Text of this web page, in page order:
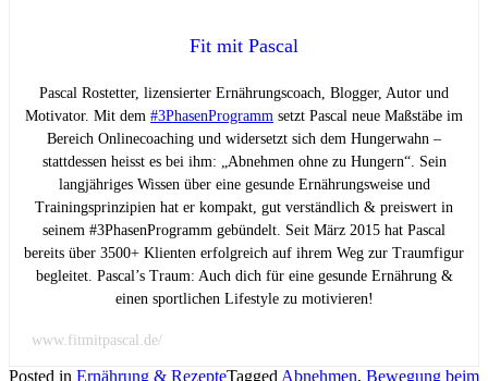
Fit mit Pascal
Pascal Rostetter, lizensierter Ernährungscoach, Blogger, Autor und
Motivator. Mit dem #3PhasenProgramm setzt Pascal neue Maßstäbe im
Bereich Onlinecoaching und widersetzt sich dem Hungerwahn –
stattdessen heisst es bei ihm: „Abnehmen ohne zu Hungern“. Sein
langjähriges Wissen über eine gesunde Ernährungsweise und
Trainingsprinzipien hat er kompakt, gut verständlich & preiswert in
seinem #3PhasenProgramm gebündelt. Seit März 2015 hat Pascal
bereits über 3500+ Klienten erfolgreich auf ihrem Weg zur Traumfigur
begleitet. Pascal’s Traum: Auch dich für eine gesunde Ernährung &
einen sportlichen Lifestyle zu motivieren!
www.fitmitpascal.de/
Posted in Ernährung & RezepteTagged Abnehmen, Bewegung beim